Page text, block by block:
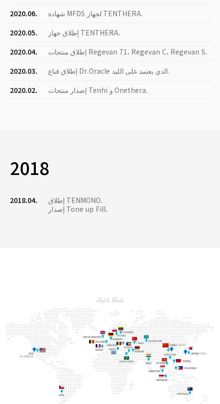
2020.06.
شهادة MFDS لجهاز TENTHERA.
2020.05.
إطلاق جهاز TENTHERA.
2020.04.
إطلاق منتجات Regevan 71، Regevan C، Regevan S.
2020.03.
إطلاق قناع Dr.Oracle الذي يعتمد على الليد.
2020.02.
إصدار منتجات Tenhi و Onethera.
2018
2018.04.
إطلاق TENMONO.
إصدار Tone up Fill.